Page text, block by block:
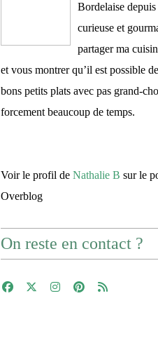
Bordelaise depuis
curieuse et
partager ma
et vous montrer qu’il est possible
bons petits plats avec pas grand-
forcement beaucoup de temps.
Voir le profil de Nathalie B sur le
Overblog
On reste en contact ?